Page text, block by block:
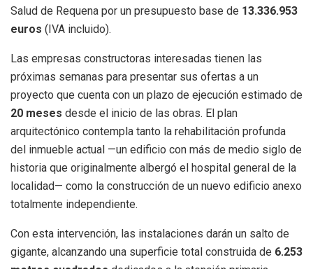
Salud de Requena por un presupuesto base de 13.336.953
euros (IVA incluido).
Las empresas constructoras interesadas tienen las
próximas semanas para presentar sus ofertas a un
proyecto que cuenta con un plazo de ejecución estimado de
20 meses desde el inicio de las obras. El plan
arquitectónico contempla tanto la rehabilitación profunda
del inmueble actual —un edificio con más de medio siglo de
historia que originalmente albergó el hospital general de la
localidad— como la construcción de un nuevo edificio anexo
totalmente independiente.
Con esta intervención, las instalaciones darán un salto de
gigante, alcanzando una superficie total construida de 6.253